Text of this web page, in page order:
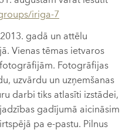
iriga-7
gadā un attēlu
Vienas tēmas ietvaros
Fotogrāfijas
uzvārdu un uzņemšanas
darbi tiks atlasīti izstādei,
gadījumā aicināsim
pa e-pastu. Pilnus